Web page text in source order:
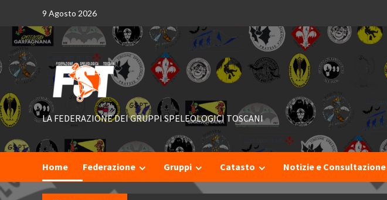
content
9 Agosto 2026
LA FEDERAZIONE DEI GRUPPI SPELEOLOGICI TOSCANI
Home Federazione Gruppi Catasto Notizie e Consultazione